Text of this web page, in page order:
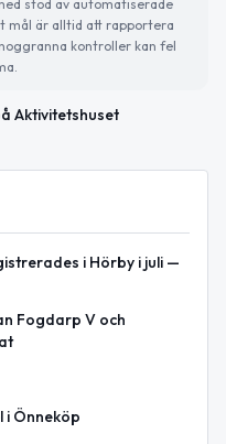
stöd av automatiserade
mål är alltid att rapportera
kontroller kan fel
Aktivitetshuset
i Hörby i juli —
Fogdarp V och
i Önneköp